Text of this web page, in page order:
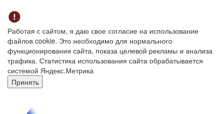
Работая с сайтом, я даю свое согласие на использование
файлов cookie. Это необходимо для нормального
функционирования сайта, показа целевой рекламы и анализа
трафика. Статистика использования сайта обрабатывается
системой Яндекс.Метрика
Принять